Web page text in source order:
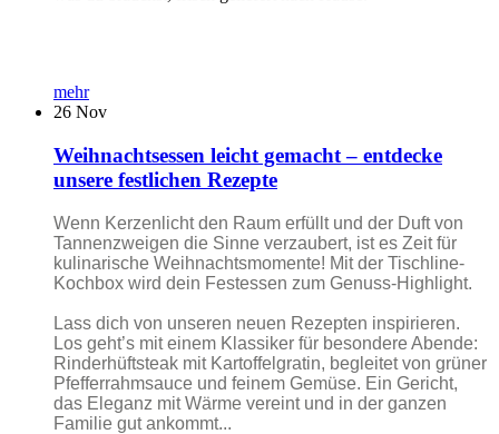
mehr
26 Nov
Weihnachtsessen leicht gemacht – entdecke
unsere festlichen Rezepte
Wenn Kerzenlicht den Raum erfüllt und der Duft von
Tannenzweigen die Sinne verzaubert, ist es Zeit für
kulinarische Weihnachtsmomente! Mit der Tischline-
Kochbox wird dein Festessen zum Genuss-Highlight.
Lass dich von unseren neuen Rezepten inspirieren.
Los geht’s mit einem Klassiker für besondere Abende:
Rinderhüftsteak mit Kartoffelgratin, begleitet von grüner
Pfefferrahmsauce und feinem Gemüse. Ein Gericht,
das Eleganz mit Wärme vereint und in der ganzen
Familie gut ankommt...